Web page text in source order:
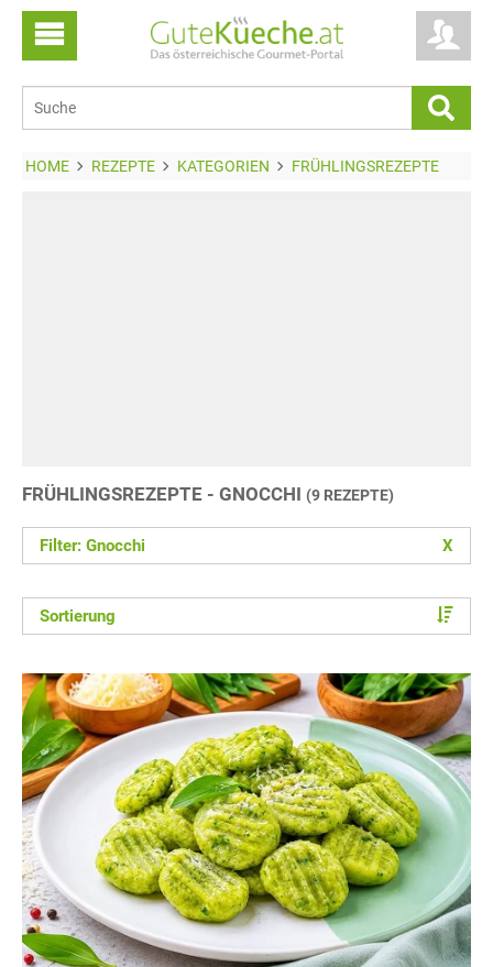
HOME REZEPTE KATEGORIEN FRÜHLINGSREZEPTE
FRÜHLINGSREZEPTE - GNOCCHI (9 REZEPTE)
Filter: Gnocchi X
Sortierung